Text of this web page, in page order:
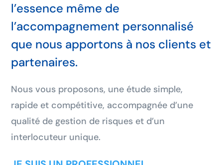
l’essence même de
l’accompagnement personnalisé
que nous apportons à nos clients et
partenaires.
Nous vous proposons, une étude simple,
rapide et compétitive, accompagnée d’une
qualité de gestion de risques et d’un
interlocuteur unique.